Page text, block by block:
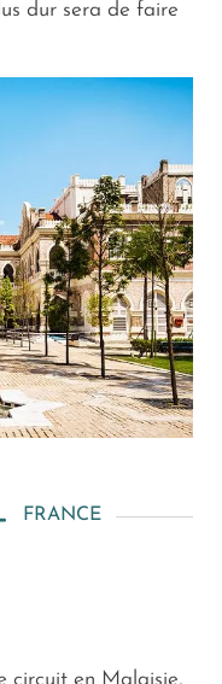
dur sera de faire
FRANCE